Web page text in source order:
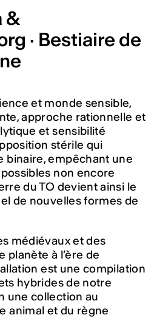
&
· Bestiaire de
et monde sensible,
approche rationnelle et
et sensibilité
stérile qui
binaire, empêchant une
non encore
du TO devient ainsi le
de nouvelles formes de
médiévaux et des
planète à l’ère de
est une compilation
hybrides de notre
une collection au
animal et du règne